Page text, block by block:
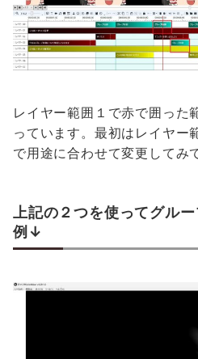
レイヤー範囲１で赤で囲った
っています。最初はレイヤー
で用途に合わせて変更してみ
上記の２つを使ってグル
例↓